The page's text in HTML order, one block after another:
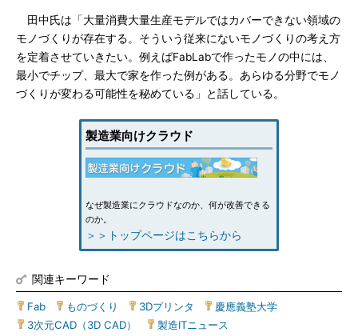
田中氏は「大量消費大量生産モデルではカバーできない領域の
モノづくりが存在する。そういう従来にないモノづくりの考え方
を定着させていきたい。例えばFabLabで作ったモノの中には、
最小でチップ、最大で家を作った例がある。あらゆる分野でモノ
づくりが変わる可能性を秘めている」と話している。
製造業向けクラウド
なぜ製造業にクラウドなのか、何が改善できる
のか。
＞＞トップページはこちらから
関連キーワード
Fab ものづくり 3Dプリンタ 慶應義塾大学
3次元CAD（3D CAD）
製造ITニュース